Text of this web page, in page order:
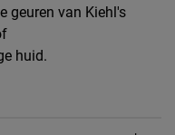
geuren van Kiehl's
huid.